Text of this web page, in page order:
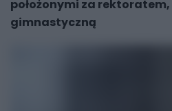
położonymi za rektoratem,
gimnastyczną